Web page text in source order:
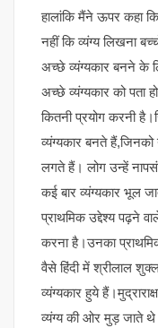
हालांकि मैंने ऊपर कहा
नहीं कि व्यंग्य लिखना
अच्छे व्यंग्यकार बनने के
अच्छे व्यंग्यकार को पता
कितनी प्रयोग करनी
व्यंग्यकार बनते हैं,जिनको
लगते हैं। लोग उन्हें
कई बार व्यंग्यकार भूल
प्राथमिक उद्देश्य पढ़ने
करना है।उनका
वैसे हिंदी में श्रीलाल
व्यंग्यकार हुये
व्यंग्य की ओर मुड़ जाते